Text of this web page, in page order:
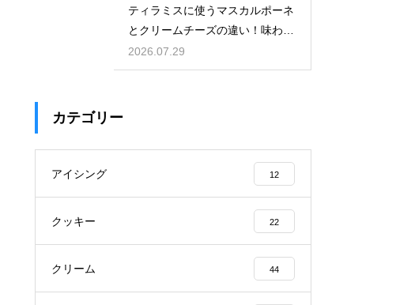
ティラミスに使うマスカルポーネ
とクリームチーズの違い！味わい
を比較
2026.07.29
カテゴリー
アイシング 12
クッキー 22
クリーム 44